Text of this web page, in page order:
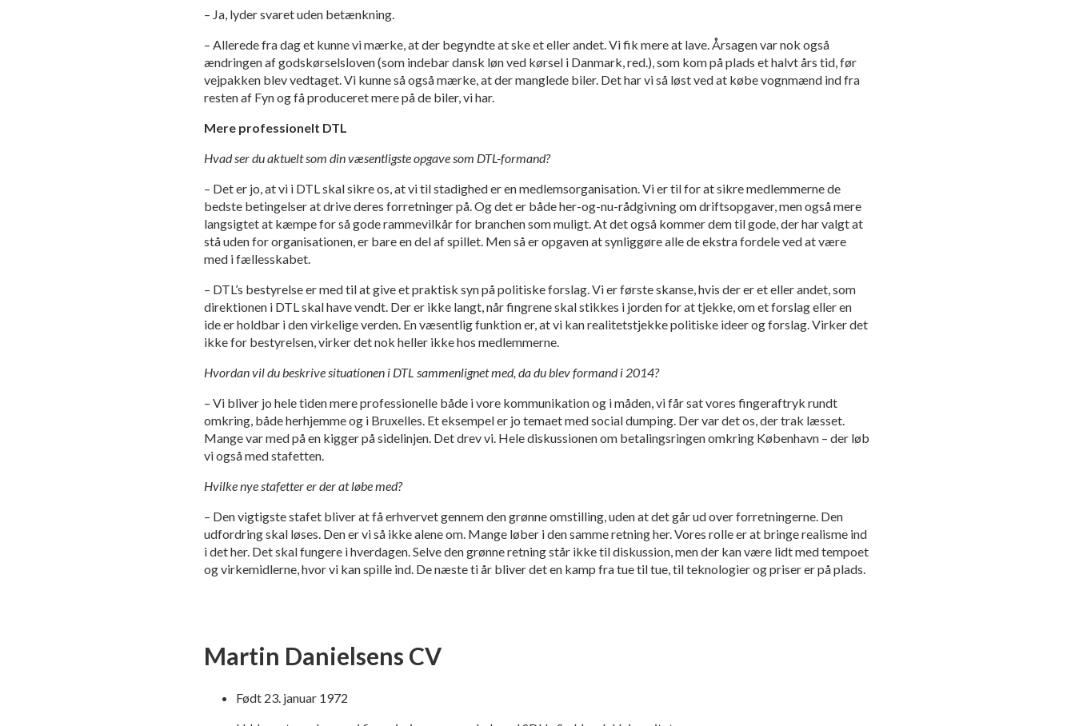
– Ja, lyder svaret uden betænkning.
– Allerede fra dag et kunne vi mærke, at der begyndte at ske et eller andet. Vi fik mere at lave. Årsagen var nok også
ændringen af godskørselsloven (som indebar dansk løn ved kørsel i Danmark, red.), som kom på plads et halvt års tid, før
vejpakken blev vedtaget. Vi kunne så også mærke, at der manglede biler. Det har vi så løst ved at købe vognmænd ind fra
resten af Fyn og få produceret mere på de biler, vi har.
Mere professionelt DTL
Hvad ser du aktuelt som din væsentligste opgave som DTL-formand?
– Det er jo, at vi i DTL skal sikre os, at vi til stadighed er en medlemsorganisation. Vi er til for at sikre medlemmerne de
bedste betingelser at drive deres forretninger på. Og det er både her-og-nu-rådgivning om driftsopgaver, men også mere
langsigtet at kæmpe for så gode rammevilkår for branchen som muligt. At det også kommer dem til gode, der har valgt at
stå uden for organisationen, er bare en del af spillet. Men så er opgaven at synliggøre alle de ekstra fordele ved at være
med i fællesskabet.
– DTL’s bestyrelse er med til at give et praktisk syn på politiske forslag. Vi er første skanse, hvis der er et eller andet, som
direktionen i DTL skal have vendt. Der er ikke langt, når fingrene skal stikkes i jorden for at tjekke, om et forslag eller en
ide er holdbar i den virkelige verden. En væsentlig funktion er, at vi kan realitetstjekke politiske ideer og forslag. Virker det
ikke for bestyrelsen, virker det nok heller ikke hos medlemmerne.
Hvordan vil du beskrive situationen i DTL sammenlignet med, da du blev formand i 2014?
– Vi bliver jo hele tiden mere professionelle både i vore kommunikation og i måden, vi får sat vores fingeraftryk rundt
omkring, både herhjemme og i Bruxelles. Et eksempel er jo temaet med social dumping. Der var det os, der trak læsset.
Mange var med på en kigger på sidelinjen. Det drev vi. Hele diskussionen om betalingsringen omkring København – der løb
vi også med stafetten.
Hvilke nye stafetter er der at løbe med?
– Den vigtigste stafet bliver at få erhvervet gennem den grønne omstilling, uden at det går ud over forretningerne. Den
udfordring skal løses. Den er vi så ikke alene om. Mange løber i den samme retning her. Vores rolle er at bringe realisme ind
i det her. Det skal fungere i hverdagen. Selve den grønne retning står ikke til diskussion, men der kan være lidt med tempoet
og virkemidlerne, hvor vi kan spille ind. De næste ti år bliver det en kamp fra tue til tue, til teknologier og priser er på plads.
Martin Danielsens CV
Født 23. januar 1972